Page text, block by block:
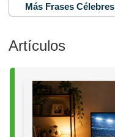
Más Frases Célebres
Artículos